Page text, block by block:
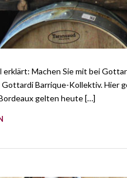
erklärt: Machen Sie mit bei
Barrique-Kollektiv. Hier
gelten heute […]